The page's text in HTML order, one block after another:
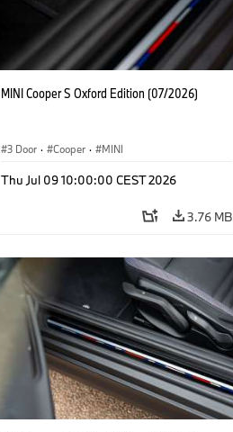
MINI Cooper S Oxford Edition (07/2026)
3 Door · Cooper · MINI
Thu Jul 09 10:00:00 CEST 2026
3.76 MB